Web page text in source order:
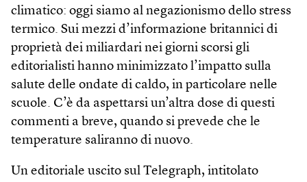
climatico: oggi siamo al negazionismo dello stress
termico. Sui mezzi d’informazione britannici di
proprietà dei miliardari nei giorni scorsi gli
editorialisti hanno minimizzato l’impatto sulla
salute delle ondate di caldo, in particolare nelle
scuole. C’è da aspettarsi un’altra dose di questi
commenti a breve, quando si prevede che le
temperature saliranno di nuovo.
Un editoriale uscito sul Telegraph, intitolato